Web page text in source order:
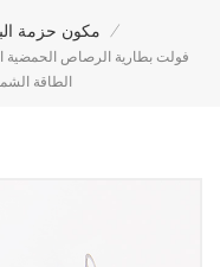
مكون حزمة /
الطاقة